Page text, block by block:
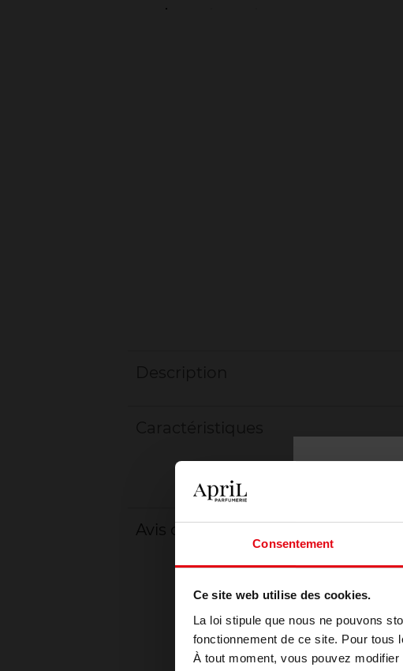
Consentement
Ce site web utilise des cookies.
La loi stipule que nous ne pouvons
fonctionnement de ce site. Pour tous
À tout moment, vous pouvez
Avis client